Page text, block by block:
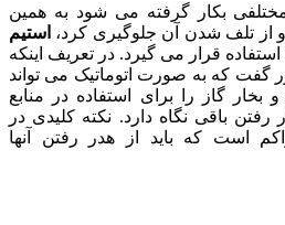
بکار گرفته می شود به همین
از تلف شدن آن جلوگیری کرد، استیم
قرار می گیرد. در تعریف اینکه
گفت که به صورت اتوماتیک می تواند
گاز را برای استفاده در منابع
باقی نگاه دارد. نکته کلیدی در
است که باید از هدر رفتن آنها